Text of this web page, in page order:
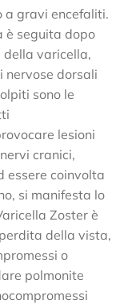
a gravi encefaliti.
è seguita dopo
della varicella,
nervose dorsali
sono le
lesioni
cranici,
essere coinvolta
si manifesta lo
Zoster è
della vista,
o
polmonite